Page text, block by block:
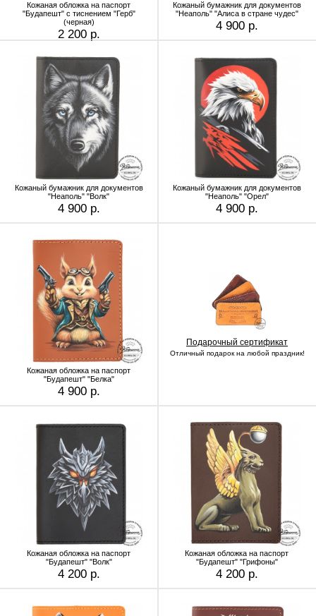
Кожаная обложка на паспорт
"Будапешт" с тиснением "Герб"
(черная)
2 200 р.
Кожаный бумажник для документов
"Неаполь" "Алиса в стране чудес"
4 900 р.
Кожаный бумажник для документов
"Неаполь" "Волк"
4 900 р.
Кожаный бумажник для документов
"Неаполь" "Орел"
4 900 р.
Кожаная обложка на паспорт
"Будапешт" "Белка"
4 900 р.
Подарочный сертификат
Отличный подарок на любой праздник!
Кожаная обложка на паспорт
"Будапешт" "Волк"
4 200 р.
Кожаная обложка на паспорт
"Будапешт" "Грифоны"
4 200 р.